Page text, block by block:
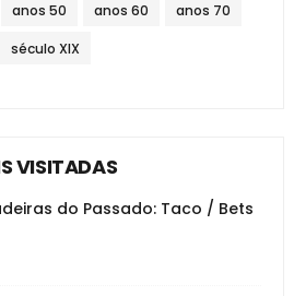
anos 50 anos 60 anos 70
século XIX
VISITADAS
do Passado: Taco / Bets